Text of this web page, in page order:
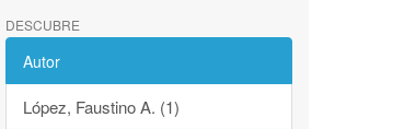
DESCUBRE
Autor
López, Faustino A. (1)